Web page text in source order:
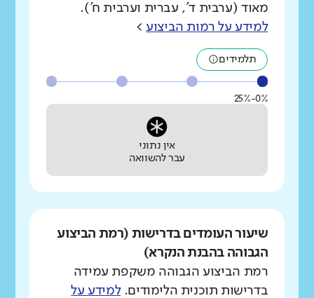
מאוד (ערבית ד', עברית וערבית ח').
למידע על רמות הביצוע >
תלמידים
0%-25%
אין נתוני
עבר להשוואה
שיעור העומדים בדרישות (רמת הביצוע
הגבוהה בהבנת הנקרא)
רמת הביצוע הגבוהה משקפת עמידה
בדרישות תוכנית הלימודים.למידע על